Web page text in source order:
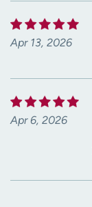
Apr 13, 2026
Apr 6, 2026